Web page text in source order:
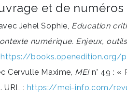
et de
Jehel Sophie, Education
numérique. Enjeux,
https://books.openedition.org/
Cervulle Maxime, MEIn° 49 : «
URL : https://mei-info.com/